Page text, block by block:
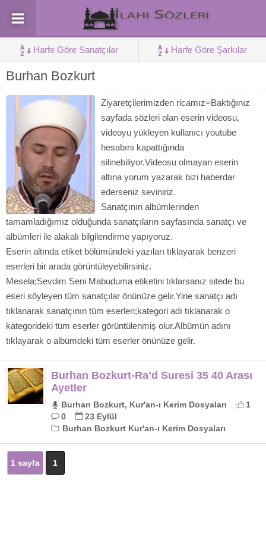
Harfe Göre Sanatçılar Harfe Göre Şarkılar
Burhan Bozkurt
Ziyaretçilerimizden ricamız=Baktığınız
sayfada sözleri olan eserin videosu,
videoyu yükleyen kullanıcı youtube
hesabını kapattığında
silinebiliyor.Videosu olmayan eserin
altına yorum yazarak bizi haberdar
ederseniz seviniriz.
Sanatçının albümlerinden
tamamladığımız olduğunda sanatçıların sayfasında sanatçı ve
albümleri ile alakalı bilgilendirme yapıyoruz.
Eserin altında etiket bölümündeki yazıları tıklayarak benzeri
eserleri bir arada görüntüleyebilirsiniz.
Mesela;Sevdim Seni Mabuduma etiketini tıklarsanız sitede bu
eseri söyleyen tüm sanatçılar önünüze gelir.Yine sanatçı adı
tıklanarak sanatçının tüm eserleri;kategori adı tıklanarak o
kategorideki tüm eserler görüntülenmiş olur.Albümün adını
tıklayarak o albümdeki tüm eserler önünüze gelir.
Burhan Bozkurt-Ra’d Suresi 35 40 Arası
Ayetler
Burhan Bozkurt, Kur'an-ı Kerim Dosyaları
1
0
23 Eylül
Burhan Bozkurt Kur'an-ı Kerim Dosyaları
1 sayfa 1